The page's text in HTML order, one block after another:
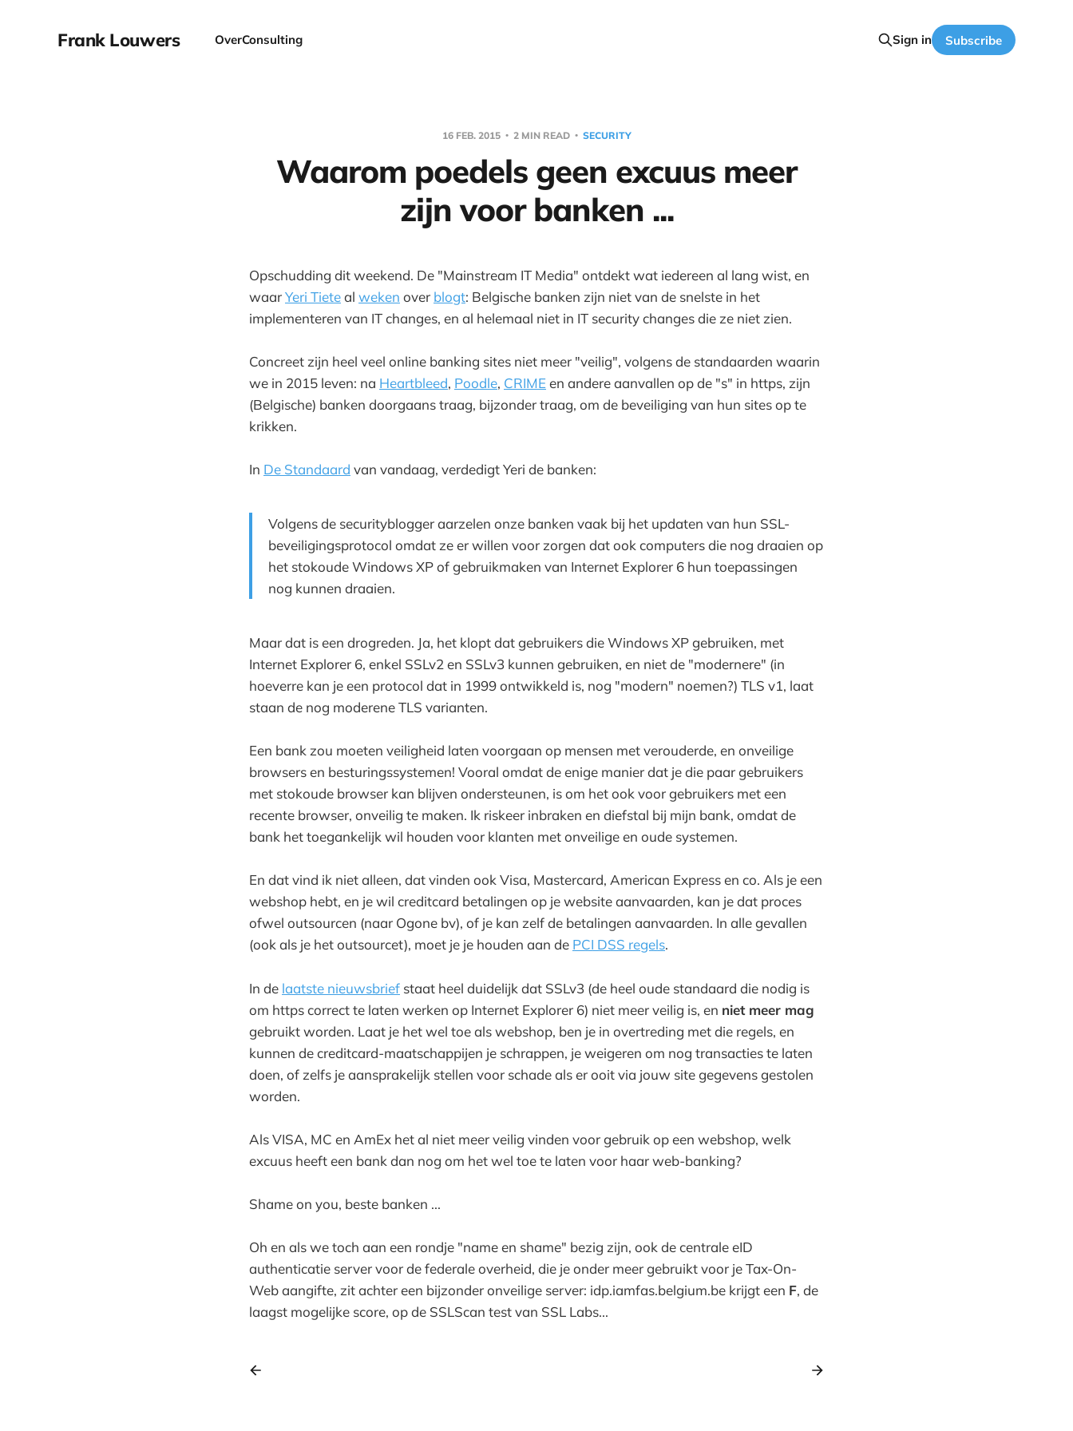
Frank Louwers OverConsulting Sign in Subscribe
16 FEB. 2015 2 MIN READ SECURITY
Waarom poedels geen excuus meer
zijn voor banken ...
Opschudding dit weekend. De "Mainstream IT Media" ontdekt wat iedereen al lang wist, en
waarYeri Tieteal weken over blogt: Belgische banken zijn niet van de snelste in het
implementeren van IT changes, en al helemaal niet in IT security changes die ze niet zien.
Concreet zijn heel veel online banking sites niet meer "veilig", volgens de standaarden waarin
we in 2015 leven: na Heartbleed, Poodle, CRIMEen andere aanvallen op de "s" in https, zijn
(Belgische) banken doorgaans traag, bijzonder traag, om de beveiliging van hun sites op te
krikken.
In De Standaard van vandaag, verdedigt Yeri de banken:
Volgens de securityblogger aarzelen onze banken vaak bij het updaten van hun SSL-
beveiligingsprotocol omdat ze er willen voor zorgen dat ook computers die nog draaien op
het stokoude Windows XP of gebruikmaken van Internet Explorer 6 hun toepassingen
nog kunnen draaien.
Maar dat is een drogreden. Ja, het klopt dat gebruikers die Windows XP gebruiken, met
Internet Explorer 6, enkel SSLv2 en SSLv3 kunnen gebruiken, en niet de "modernere" (in
hoeverre kan je een protocol dat in 1999 ontwikkeld is, nog "modern" noemen?) TLS v1, laat
staan de nog moderene TLS varianten.
Een bank zou moeten veiligheid laten voorgaan op mensen met verouderde, en onveilige
browsers en besturingssystemen! Vooral omdat de enige manier dat je die paar gebruikers
met stokoude browser kan blijven ondersteunen, is om het ook voor gebruikers met een
recente browser, onveilig te maken. Ik riskeer inbraken en diefstal bij mijn bank, omdat de
bank het toegankelijk wil houden voor klanten met onveilige en oude systemen.
En dat vind ik niet alleen, dat vinden ook Visa, Mastercard, American Express en co. Als je een
webshop hebt, en je wil creditcard betalingen op je website aanvaarden, kan je dat proces
ofwel outsourcen (naar Ogone bv), of je kan zelf de betalingen aanvaarden. In alle gevallen
(ook als je het outsourcet), moet je je houden aan de PCI DSS regels.
In de laatste nieuwsbrief staat heel duidelijk dat SSLv3 (de heel oude standaard die nodig is
om https correct te laten werken op Internet Explorer 6) niet meer veilig is, en niet meer mag
gebruikt worden. Laat je het wel toe als webshop, ben je in overtreding met die regels, en
kunnen de creditcard-maatschappijen je schrappen, je weigeren om nog transacties te laten
doen, of zelfs je aansprakelijk stellen voor schade als er ooit via jouw site gegevens gestolen
worden.
Als VISA, MC en AmEx het al niet meer veilig vinden voor gebruik op een webshop, welk
excuus heeft een bank dan nog om het wel toe te laten voor haar web-banking?
Shame on you, beste banken ...
Oh en als we toch aan een rondje "name en shame" bezig zijn, ook de centrale eID
authenticatie server voor de federale overheid, die je onder meer gebruikt voor je Tax-On-
Web aangifte, zit achter een bijzonder onveilige server: idp.iamfas.belgium.be krijgt een F, de
laagst mogelijke score, op de SSLScan test van SSL Labs...